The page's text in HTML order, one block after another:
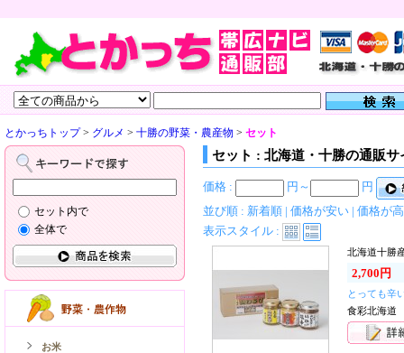
とかっちトップ> グルメ > 十勝の野菜・農産物 > セット
セット : 北海道・十勝の通販サ
価格 : 円～
円
並び順 : 新着順 | 価格が安い | 価格が
表示スタイル :
北海道十勝
2,700円
とっても辛
食彩北海道
セット内で
全体で
お米